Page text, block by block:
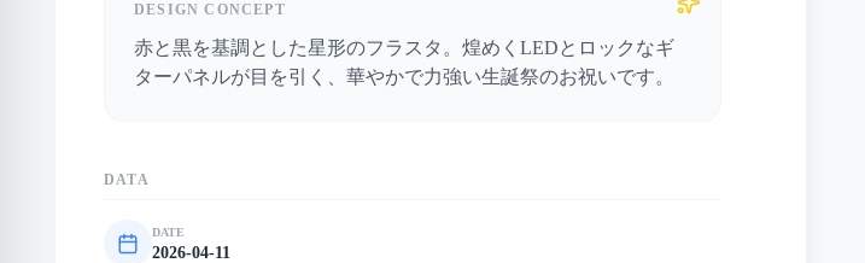
DESIGN CONCEPT
赤と黒を基調とした星形のフラスタ。煌めくLEDとロックなギ
ターパネルが目を引く、華やかで力強い生誕祭のお祝いです。
DATA
DATE
2026-04-11